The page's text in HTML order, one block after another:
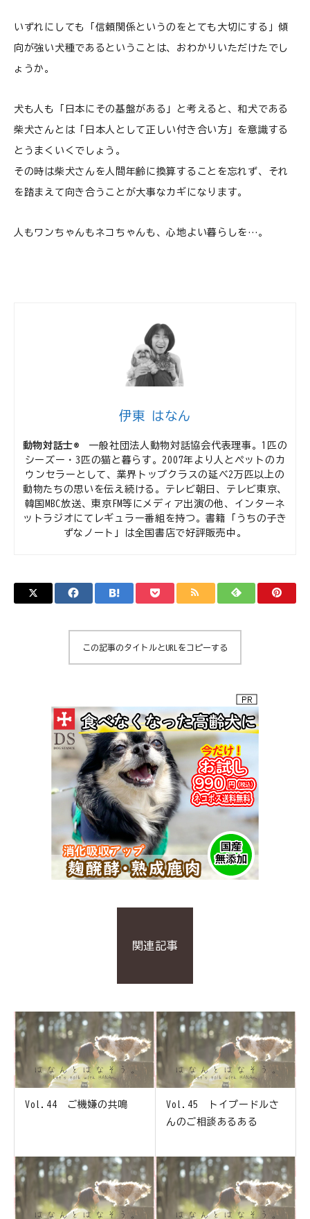
いずれにしても「信頼関係というのをとても大切にする」傾
向が強い犬種であるということは、おわかりいただけたでし
ょうか。
犬も人も「日本にその基盤がある」と考えると、和犬である
柴犬さんとは「日本人として正しい付き合い方」を意識する
とうまくいくでしょう。
その時は柴犬さんを人間年齢に換算することを忘れず、それ
を踏まえて向き合うことが大事なカギになります。
人もワンちゃんもネコちゃんも、心地よい暮らしを…。
伊東 はなん
動物対話士® 一般社団法人動物対話協会代表理事。1匹の
シーズー・3匹の猫と暮らす。2007年より人とペットのカ
ウンセラーとして、業界トップクラスの延べ2万匹以上の
動物たちの思いを伝え続ける。テレビ朝日、テレビ東京、
韓国MBC放送、東京FM等にメディア出演の他、インターネ
ットラジオにてレギュラー番組を持つ。書籍「うちの子き
ずなノート」は全国書店で好評販売中。
この記事のタイトルとURLをコピーする
関連記事
Vol.44 ご機嫌の共鳴
Vol.45 トイプードルさ
んのご相談あるある